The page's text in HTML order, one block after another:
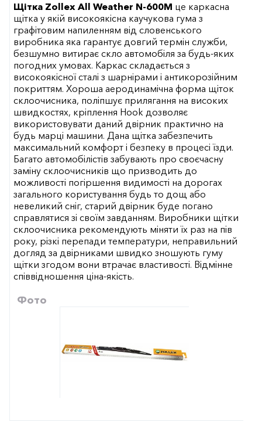
Щітка Zollex All Weather N-600M це каркасна
щітка у якій високоякісна каучукова гума з
графітовим напиленням від словенського
виробника яка гарантує довгий термін служби,
безшумно витирає скло автомобіля за будь-яких
погодних умовах. Каркас складається з
високоякісної сталі з шарнірами і антикорозійним
покриттям. Хороша аеродинамічна форма щіток
склоочисника, поліпшує прилягання на високих
швидкостях, кріплення Hook дозволяє
використовувати даний двірник практично на
будь марці машини. Дана щітка забезпечить
максимальний комфорт і безпеку в процесі їзди.
Багато автомобілістів забувають про своєчасну
заміну склоочисників що призводить до
можливості погіршення видимості на дорогах
загального користування будь то дощ або
невеликий сніг, старий двірник буде погано
справлятися зі своїм завданням. Виробники щітки
склоочисника рекомендують міняти їх раз на пів
року, різкі перепади температури, неправильний
догляд за двірниками швидко зношують гуму
щітки згодом вони втрачає властивості. Відмінне
співвідношення ціна-якість.
Фото